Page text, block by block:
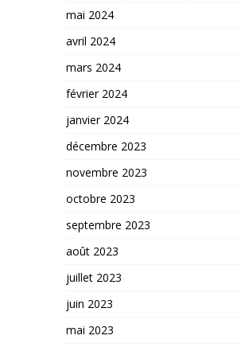
mai 2024
avril 2024
mars 2024
février 2024
janvier 2024
décembre 2023
novembre 2023
octobre 2023
septembre 2023
août 2023
juillet 2023
juin 2023
mai 2023